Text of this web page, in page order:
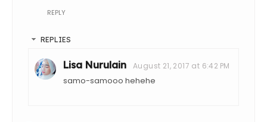
REPLY
REPLIES
Lisa Nurulain August 21, 2017 at 6:42 PM
samo-samooo hehehe